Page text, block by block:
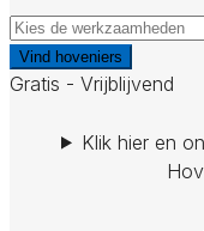
Vind hoveniers
Gratis - Vrijblijvend
Klik hier en